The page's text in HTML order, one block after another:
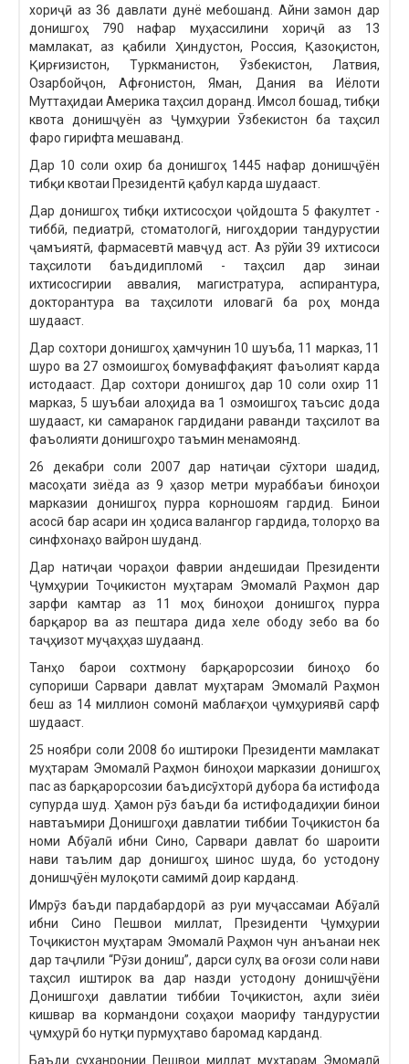
хориҷӣ аз 36 давлати дунё мебошанд. Айни замон дар
донишгоҳ 790 нафар муҳассилини хориҷӣ аз 13
мамлакат, аз қабили Ҳиндустон, Россия, Қазоқистон,
Қирғизистон, Туркманистон, Ӯзбекистон, Латвия,
Озарбойҷон, Афғонистон, Яман, Дания ва Иёлоти
Муттаҳидаи Америка таҳсил доранд. Имсол бошад, тибқи
квота донишҷуён аз Ҷумҳурии Ӯзбекистон ба таҳсил
фаро гирифта мешаванд.
Дар 10 соли охир ба донишгоҳ 1445 нафар донишҷӯён
тибқи квотаи Президентӣ қабул карда шудааст.
Дар донишгоҳ тибқи ихтисосҳои ҷойдошта 5 факултет -
тиббӣ, педиатрӣ, стоматологӣ, нигоҳдории тандурустии
ҷамъиятӣ, фармасевтӣ мавҷуд аст. Аз рўйи 39 ихтисоси
таҳсилоти баъдидипломӣ - таҳсил дар зинаи
ихтисосгирии аввалия, магистратура, аспирантура,
докторантура ва таҳсилоти иловагӣ ба роҳ монда
шудааст.
Дар сохтори донишгоҳ ҳамчунин 10 шуъба, 11 марказ, 11
шуро ва 27 озмоишгоҳ бомуваффақият фаъолият карда
истодааст. Дар сохтори донишгоҳ дар 10 соли охир 11
марказ, 5 шуъбаи алоҳида ва 1 озмоишгоҳ таъсис дода
шудааст, ки самаранок гардидани раванди таҳсилот ва
фаъолияти донишгоҳро таъмин менамоянд.
26 декабри соли 2007 дар натиҷаи сӯхтори шадид,
масоҳати зиёда аз 9 ҳазор метри мураббаъи биноҳои
марказии донишгоҳ пурра корношоям гардид. Бинои
асосӣ бар асари ин ҳодиса валангор гардида, толорҳо ва
синфхонаҳо вайрон шуданд.
Дар натиҷаи чораҳои фаврии андешидаи Президенти
Ҷумҳурии Тоҷикистон муҳтарам Эмомалӣ Раҳмон дар
зарфи камтар аз 11 моҳ биноҳои донишгоҳ пурра
барқарор ва аз пештара дида хеле ободу зебо ва бо
таҷҳизот муҷаҳҳаз шудаанд.
Танҳо барои сохтмону барқарорсозии биноҳо бо
супориши Сарвари давлат муҳтарам Эмомалӣ Раҳмон
беш аз 14 миллион сомонӣ маблағҳои ҷумҳуриявӣ сарф
шудааст.
25 ноябри соли 2008 бо иштироки Президенти мамлакат
муҳтарам Эмомалӣ Раҳмон биноҳои марказии донишгоҳ
пас аз барқарорсозии баъдисӯхторӣ дубора ба истифода
супурда шуд. Ҳамон рӯз баъди ба истифодадиҳии бинои
навтаъмири Донишгоҳи давлатии тиббии Тоҷикистон ба
номи Абӯалӣ ибни Сино, Сарвари давлат бо шароити
нави таълим дар донишгоҳ шинос шуда, бо устодону
донишҷӯён мулоқоти самимӣ доир карданд.
Имрӯз баъди пардабардорӣ аз руи муҷассамаи Абӯалӣ
ибни Сино Пешвои миллат, Президенти Ҷумҳурии
Тоҷикистон муҳтарам Эмомалӣ Раҳмон чун анъанаи нек
дар таҷлили “Рӯзи дониш”, дарси сулҳ ва оғози соли нави
таҳсил иштирок ва дар назди устодону донишҷӯёни
Донишгоҳи давлатии тиббии Тоҷикистон, аҳли зиёи
кишвар ва кормандони соҳаҳои маорифу тандурустии
ҷумҳурӣ бо нутқи пурмуҳтаво баромад карданд.
Баъди суханронии Пешвои миллат муҳтарам Эмомалӣ